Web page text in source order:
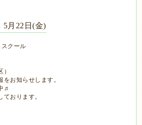
5月22日(金)
クール
お知らせします。
♬
おります。